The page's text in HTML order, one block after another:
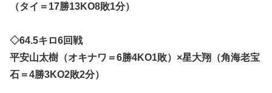
（タイ＝17勝13KO8敗1分）
◇64.5キロ6回戦
平安山太樹（オキナワ＝6勝4KO1敗）×星大翔（角海老宝
石＝4勝3KO2敗2分）